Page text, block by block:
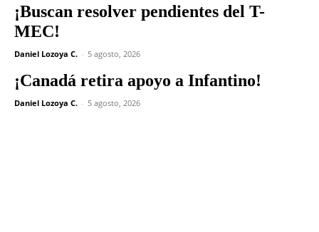
¡Buscan resolver pendientes del T-
MEC!
Daniel Lozoya C. - 5 agosto, 2026
¡Canadá retira apoyo a Infantino!
Daniel Lozoya C. - 5 agosto, 2026